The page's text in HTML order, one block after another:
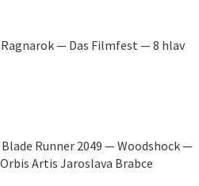
— Das Filmfest — 8 hlav
Runner 2049 — Woodshock —
Artis Jaroslava Brabce